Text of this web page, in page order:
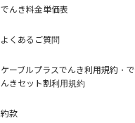
でんき料金単価表
よくあるご質問
ケーブルプラスでんき利用規約・で
んきセット割利用規約
約款